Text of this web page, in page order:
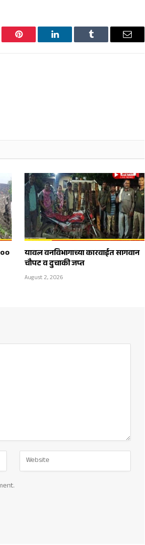
Pinterest LinkedIn Tumblr Email
यावल वनविभागाच्या कारवाईत सागवान
चौपट व दुचाकी जप्त
August 2, 2026